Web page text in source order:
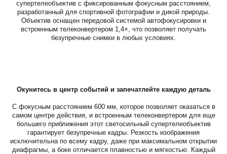
супертелеобъектив с фиксированным фокусным расстоянием,
разработанный для спортивной фотографии и дикой природы.
Объектив оснащен передовой системой автофокусировки и
встроенным телеконвертером 1,4×, что позволяет получать
безупречные снимки в любых условиях.
Окунитесь в центр событий и запечатлейте каждую деталь
С фокусным расстоянием 600 мм, которое позволяет оказаться в
самом центре действия, и встроенным телеконвертером для еще
большего приближения этот светосильный супертелеобъектив
гарантирует безупречные кадры. Резкость изображения
исключительна по всему кадру, даже при максимальном открытии
диафрагмы, а боке отличается плавностью и мягкостью. Каждый